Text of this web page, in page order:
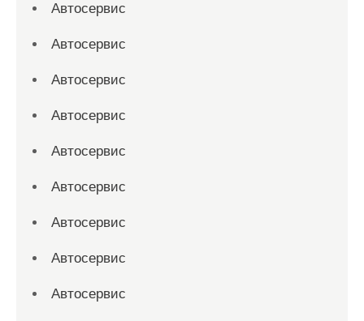
Автосервис
Автосервис
Автосервис
Автосервис
Автосервис
Автосервис
Автосервис
Автосервис
Автосервис